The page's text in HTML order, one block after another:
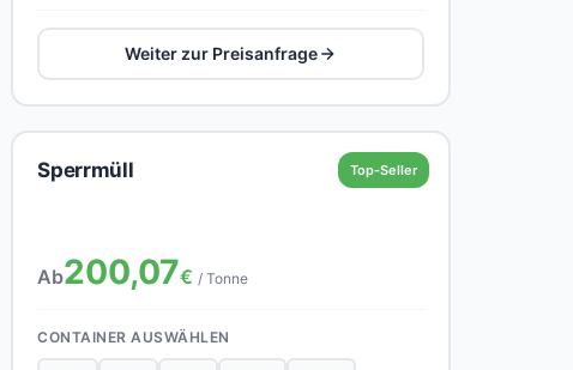
Weiter zur Preisanfrage
Top-Seller
Sperrmüll
Ab200,07€ / Tonne
CONTAINER AUSWÄHLEN